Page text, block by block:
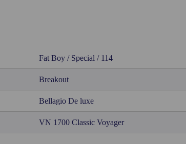
Fat Boy / Special / 114
Breakout
Bellagio De luxe
VN 1700 Classic Voyager